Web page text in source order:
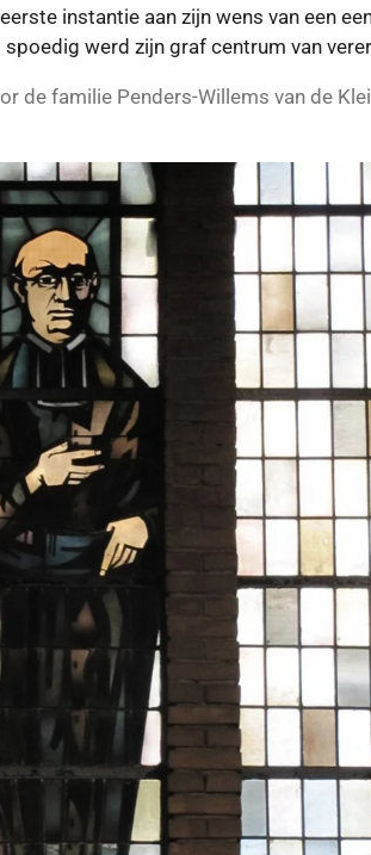
instantie aan zijn wens van een
werd zijn graf centrum van
de familie Penders-Willems van de